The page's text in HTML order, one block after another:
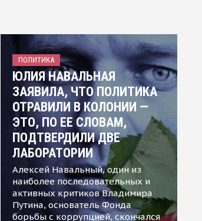
ПОЛИТИКА
ЮЛИЯ НАВАЛЬНАЯ
ЗАЯВИЛА, ЧТО ПОЛИТИКА
ОТРАВИЛИ В КОЛОНИИ —
ЭТО, ПО ЕЕ СЛОВАМ,
ПОДТВЕРДИЛИ ДВЕ
ЛАБОРАТОРИИ
Алексей Навальный, один из
наиболее последовательных и
активных критиков Владимира
Путина, основатель Фонда
борьбы с коррупцией, скончался